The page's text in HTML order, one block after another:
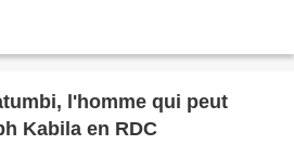
l'homme qui peut
Kabila en RDC